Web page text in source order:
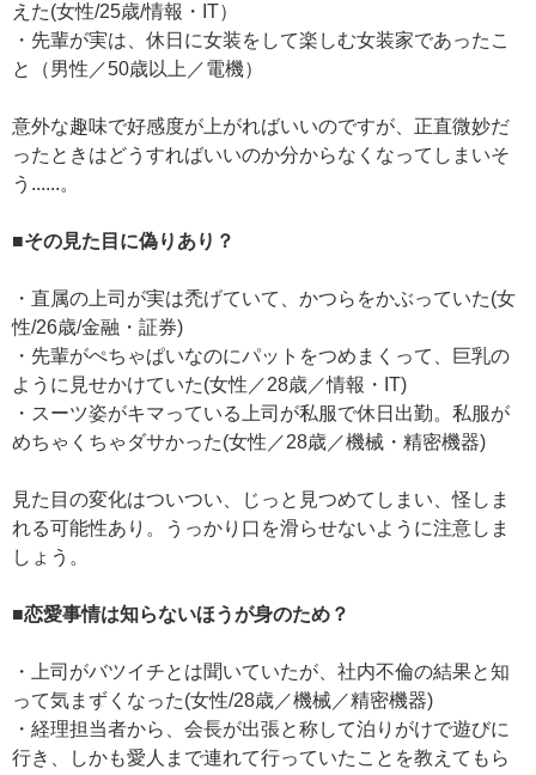
えた(女性/25歳/情報・IT）
・先輩が実は、休日に女装をして楽しむ女装家であったこ
と（男性／50歳以上／電機）
意外な趣味で好感度が上がればいいのですが、正直微妙だ
ったときはどうすればいいのか分からなくなってしまいそ
う......。
■その見た目に偽りあり？
・直属の上司が実は禿げていて、かつらをかぶっていた(女
性/26歳/金融・証券)
・先輩がぺちゃぱいなのにパットをつめまくって、巨乳の
ように見せかけていた(女性／28歳／情報・IT)
・スーツ姿がキマっている上司が私服で休日出勤。私服が
めちゃくちゃダサかった(女性／28歳／機械・精密機器)
見た目の変化はついつい、じっと見つめてしまい、怪しま
れる可能性あり。うっかり口を滑らせないように注意しま
しょう。
■恋愛事情は知らないほうが身のため？
・上司がバツイチとは聞いていたが、社内不倫の結果と知
って気まずくなった(女性/28歳／機械／精密機器)
・経理担当者から、会長が出張と称して泊りがけで遊びに
行き、しかも愛人まで連れて行っていたことを教えてもら